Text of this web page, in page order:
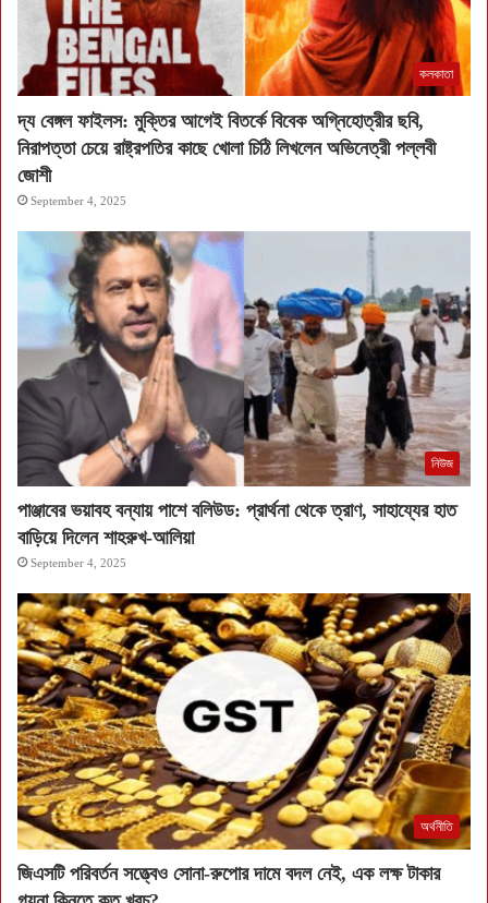
কলকাতা
দ্য বেঙ্গল ফাইলস: মুক্তির আগেই বিতর্কে বিবেক অগ্নিহোত্রীর ছবি,
নিরাপত্তা চেয়ে রাষ্ট্রপতির কাছে খোলা চিঠি লিখলেন অভিনেত্রী পল্লবী
জোশী
September 4, 2025
নিউজ
পাঞ্জাবের ভয়াবহ বন্যায় পাশে বলিউড: প্রার্থনা থেকে ত্রাণ, সাহায্যের হাত
বাড়িয়ে দিলেন শাহরুখ-আলিয়া
September 4, 2025
অর্থনীতি
জিএসটি পরিবর্তন সত্ত্বেও সোনা-রুপোর দামে বদল নেই, এক লক্ষ টাকার